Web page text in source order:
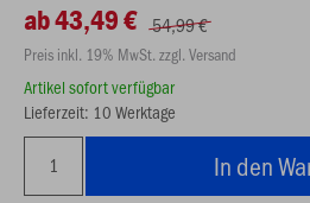
ab 43,49 € 54,99 €
Preis inkl. 19% MwSt. zzgl. Versand
Artikel sofort verfügbar
Lieferzeit: 10 Werktage
In den